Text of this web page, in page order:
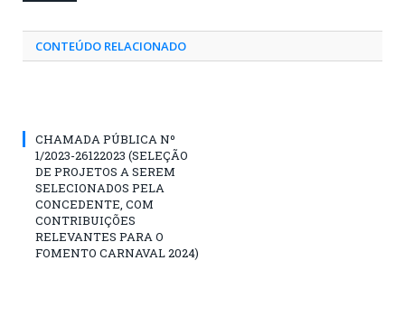
CONTEÚDO RELACIONADO
CHAMADA PÚBLICA Nº
1/2023-26122023 (SELEÇÃO
DE PROJETOS A SEREM
SELECIONADOS PELA
CONCEDENTE, COM
CONTRIBUIÇÕES
RELEVANTES PARA O
FOMENTO CARNAVAL 2024)